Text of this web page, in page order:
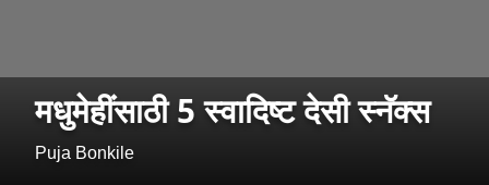
मधुमेहींसाठी 5 स्वादिष्ट देसी स्नॅक्स
Puja Bonkile